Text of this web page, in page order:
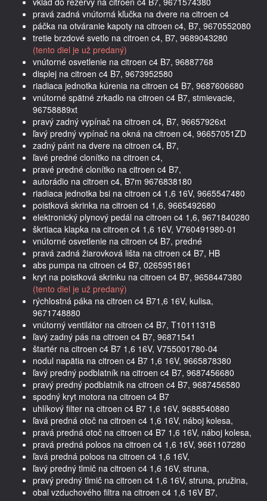
pravá zadná vnútorná kľučka na dvere na citroen c4
páčka na otváranie kapoty na citroen c4, B7, 9670552080
tretie brzdové svetlo na citroen c4, B7, 9689043280
(tento diel je už predaný)
vnútorné osvetlenie na citroen c4 B7, 96887768
displej na citroen c4 B7, 9673952580
riadiaca jednotka kúrenia na citroen c4 B7, 9687606680
vnútorné spätné zrkadlo na citroen c4 B7, stmievacie,
96758889xt
pravý zadný vypínač na citroen c4, B7, 96657926xt
ľavý predný vypínač na okná na citroen c4, 96657051ZD
zadný pánt na dvere na citroen c4, B7,
ľavé predné clonítko na citroen c4,
pravé predné clonítko na citroen c4 B7,
autorádio na citroen c4, B7m 9676838180
riadiaca jednotka bsi na citroen c4 1,6 16V, 9665547480
poistková skrinka na citroen c4 1,6, 9665492680
elektronický plynový pedál na citroen c4 1,6, 9671840280
škrtiaca klapka na citroen c4 1,6 16V, V760491980-01
vnútorné osvetlenie na citroen c4 B7, predné
pravá zadná žiarovková lišta na citroen c4 B7, HB
abs pumpa na citroen c4 B7, 0265951861
kryt na poistková skrinku na citroen c4 B7, 9658447380
(tento diel je už predaný)
rýchlostná páka na citroen c4 B71,6 16V, kulisa,
9671748880
vnútorný ventilátor na citroen c4 B7, T1011131B
ľavý zadný pás na citroen c4 B7, 96871541
štartér na citroen c4 B7 1,6 16V, V755001780-04
nodul napätia na citroen c4 B7 1,6 16V, 9665878380
ľavý predný podblatník na citroen c4 B7, 9687456680
pravý predný podblatník na citroen c4 B7, 9687456580
spodný kryt motora na citroen c4 B7
uhlíkový filter na citroen c4 B7 1,6 16V, 9688540880
ľavá predná otoč na citroen c4 1,6 16V, náboj kolesa,
pravá predná otoč na citroen c4 B7 1,6 16V, náboj kolesa,
pravá predná poloos na citroen c4 1,6 16V, 9661107280
ľavá predná poloos na citroen c4 1,6 16V,
ľavý predný tlmič na citroen c4 1,6 16V, struna,
pravý predný tlmič na citroen c4 1,6 16V, struna, pružina,
obal vzduchového filtra na citroen c4 1,6 16V B7,